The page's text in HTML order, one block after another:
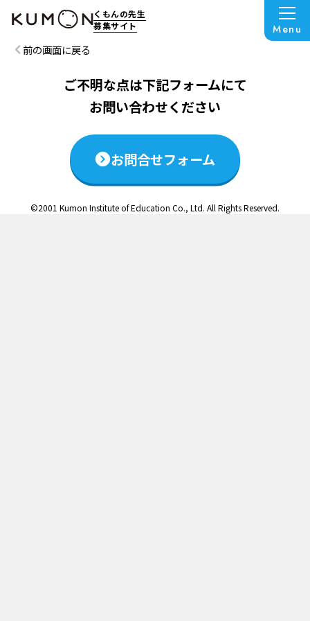
くもんの先生
募集サイト
Menu
この説明会は終了いたしました
前の画面に戻る
ご不明な点は下記フォームにて
お問い合わせください
お問合せフォーム
©2001 Kumon Institute of Education Co., Ltd. All Rights Reserved.